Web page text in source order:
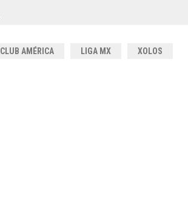
CLUB AMÉRICA LIGA MX XOLOS